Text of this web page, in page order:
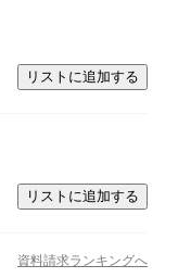
リストに追加する
リストに追加する
資料請求ランキングへ